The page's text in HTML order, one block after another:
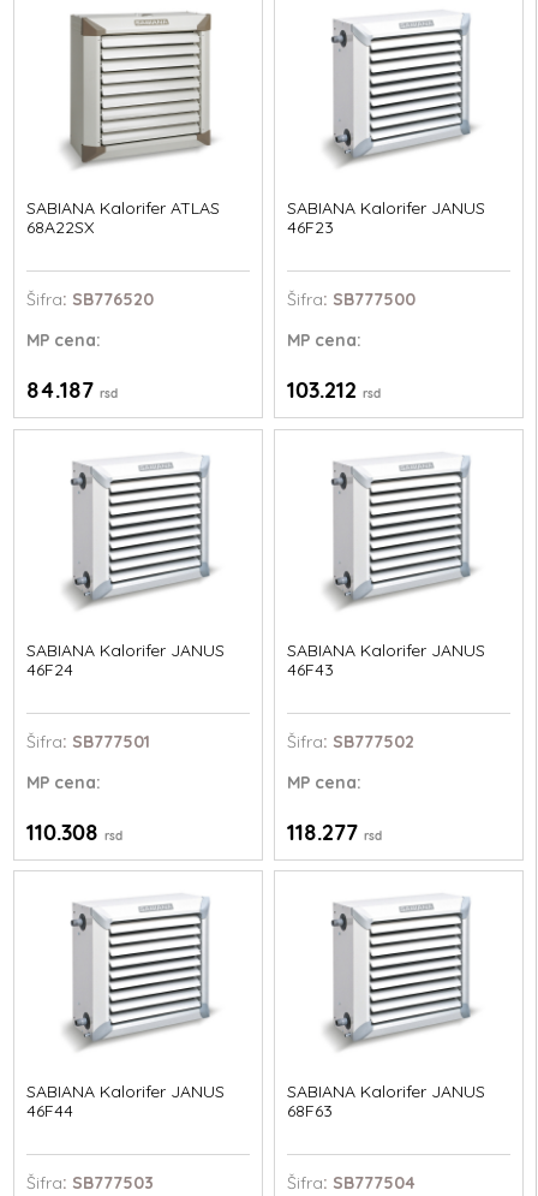
SABIANA Kalorifer ATLAS
68A22SX
Šifra: SB776520
MP cena:
84.187rsd
SABIANA Kalorifer JANUS
46F23
Šifra: SB777500
MPcena:
103.212 rsd
SABIANA Kalorifer JANUS
46F24
Šifra: SB777501
MP cena:
110.308rsd
SABIANA Kalorifer JANUS
46F43
Šifra: SB777502
MPcena:
118.277 rsd
SABIANA Kalorifer JANUS
46F44
Šifra: SB777503
SABIANA Kalorifer JANUS
68F63
Šifra: SB777504